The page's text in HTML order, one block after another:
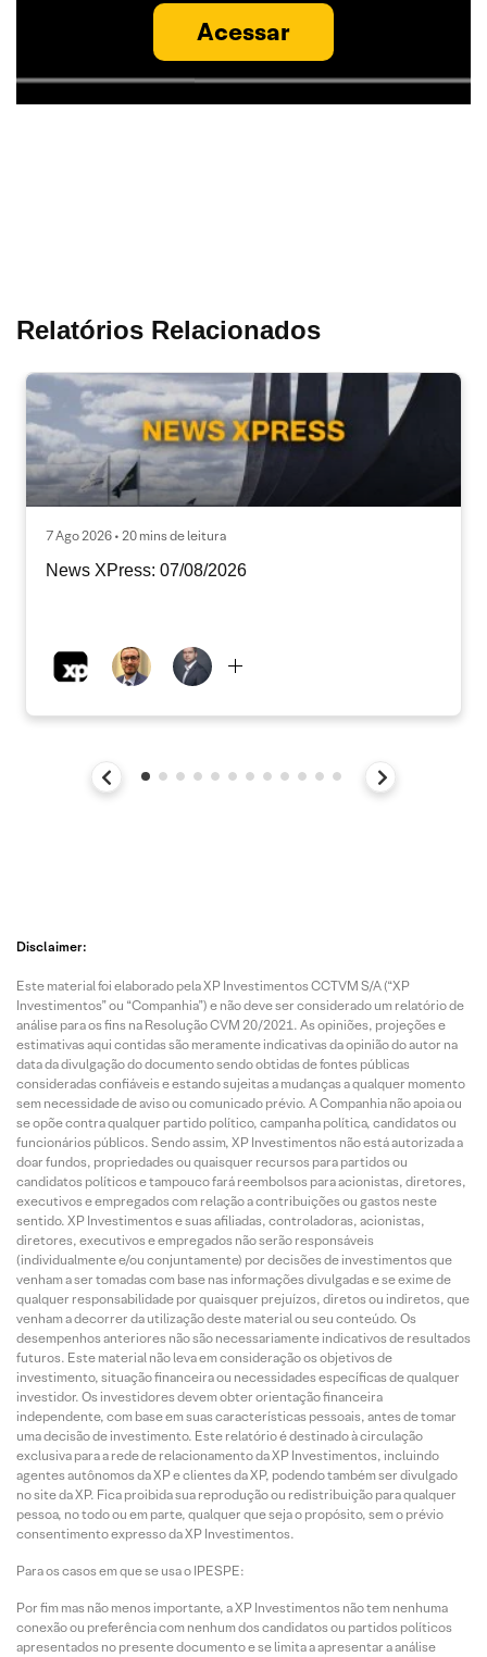
Acessar
Relatórios Relacionados
7 Ago 2026 • 20 mins de leitura
News XPress: 07/08/2026
Disclaimer:
Este material foi elaborado pela XP Investimentos CCTVM S/A (“XP
Investimentos” ou “Companhia”) e não deve ser considerado um relatório de
análise para os fins na Resolução CVM 20/2021. As opiniões, projeções e
estimativas aqui contidas são meramente indicativas da opinião do autor na
data da divulgação do documento sendo obtidas de fontes públicas
consideradas confiáveis e estando sujeitas a mudanças a qualquer momento
sem necessidade de aviso ou comunicado prévio. A Companhia não apoia ou
se opõe contra qualquer partido político, campanha política, candidatos ou
funcionários públicos. Sendo assim, XP Investimentos não está autorizada a
doar fundos, propriedades ou quaisquer recursos para partidos ou
candidatos políticos e tampouco fará reembolsos para acionistas, diretores,
executivos e empregados com relação a contribuições ou gastos neste
sentido. XP Investimentos e suas afiliadas, controladoras, acionistas,
diretores, executivos e empregados não serão responsáveis
(individualmente e/ou conjuntamente) por decisões de investimentos que
venham a ser tomadas com base nas informações divulgadas e se exime de
qualquer responsabilidade por quaisquer prejuízos, diretos ou indiretos, que
venham a decorrer da utilização deste material ou seu conteúdo. Os
desempenhos anteriores não são necessariamente indicativos de resultados
futuros. Este material não leva em consideração os objetivos de
investimento, situação financeira ou necessidades específicas de qualquer
investidor. Os investidores devem obter orientação financeira
independente, com base em suas características pessoais, antes de tomar
uma decisão de investimento. Este relatório é destinado à circulação
exclusiva para a rede de relacionamento da XP Investimentos, incluindo
agentes autônomos da XP e clientes da XP, podendo também ser divulgado
no site da XP. Fica proibida sua reprodução ou redistribuição para qualquer
pessoa, no todo ou em parte, qualquer que seja o propósito, sem o prévio
consentimento expresso da XP Investimentos.
Para os casos em que se usa o IPESPE:
Por fim mas não menos importante, a XP Investimentos não tem nenhuma
conexão ou preferência com nenhum dos candidatos ou partidos políticos
apresentados no presente documento e se limita a apresentar a análise